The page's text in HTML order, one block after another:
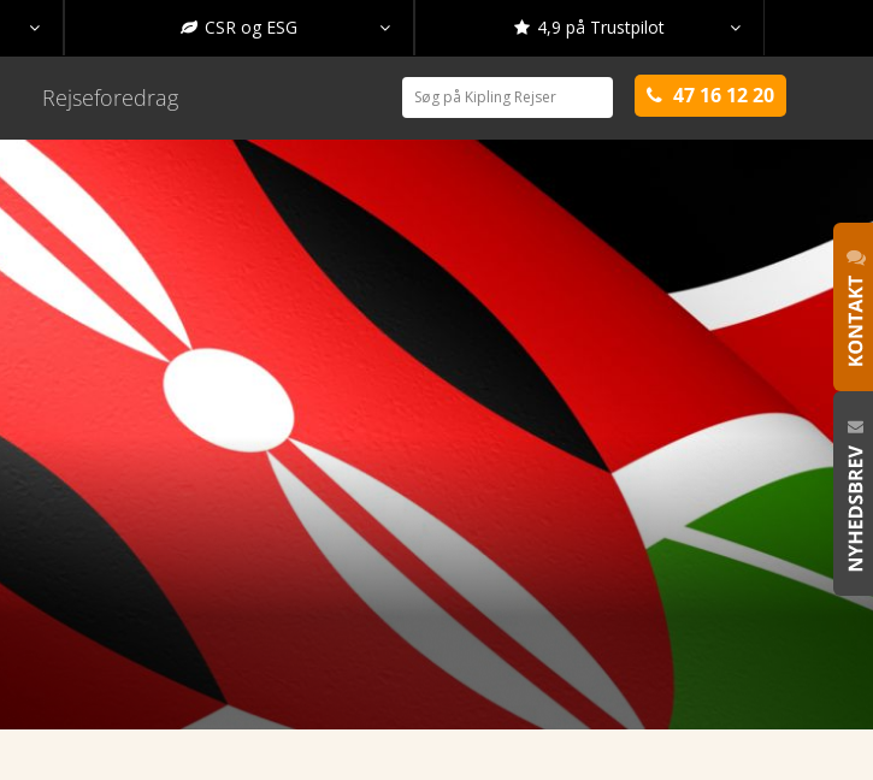
  CSR og ESG   4,9 på Trustpilot 
Rejseforedrag  47 16 12 20